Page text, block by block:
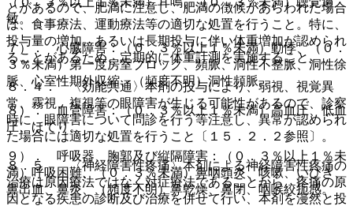
とがあるので、肥満に注意し、肥満の徴候があらわれた場合
は、食事療法、運動療法等の適切な処置を行うこと。特に、
投与量の増加、あるいは長期投与に伴い体重増加が認められ
ることがあるため、定期的に体重計測を実施すること。
８．４． 〈効能共通〉本剤の投与により、弱視、視覚異
常、霧視、複視等の眼障害が生じる可能性があるので、診察
時に、眼障害について問診を行う等注意し、異常が認められ
た場合には適切な処置を行うこと〔１５．２．２参照〕。
８．５． 〈神経障害性疼痛〉本剤による神経障害性疼痛の
治療は原因療法ではなく対症療法であることから、疼痛の原
因となる疾患の診断及び治療を併せて行い、本剤を漫然と投
敏。
７）． 心臓障害：（０．３％以上１％未満）動悸、（０．
３％未満）第一度房室ブロック、頻脈、洞性不整脈、洞性徐
脈、心室性期外収縮、（頻度不明）洞性頻脈。
８）． 血管障害：（０．３％以上１％未満）高血圧、低血
圧、ほてり。
９）． 呼吸器、胸郭及び縦隔障害：（０．３％以上１％未
満）呼吸困難、（０．３％未満）鼻咽頭炎、咳嗽、いびき、
鼻出血、鼻炎、（頻度不明）鼻乾燥、鼻閉、咽喉絞扼感。